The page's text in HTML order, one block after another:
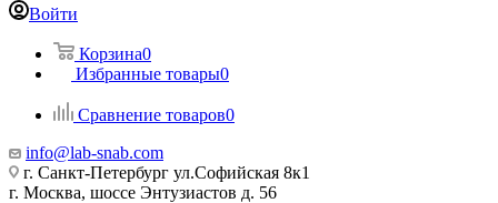
Войти
Корзина0
Избранные товары0
Сравнение товаров0
info@lab-snab.com
г. Санкт-Петербург ул.Софийская 8к1
г. Москва, шоссе Энтузиастов д. 56